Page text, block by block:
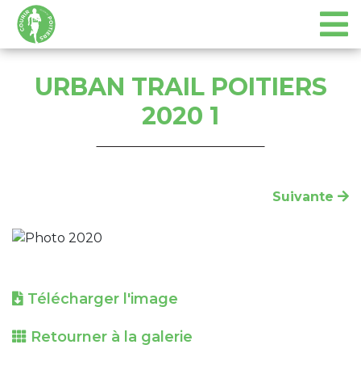
URBAN TRAIL POITIERS
2020 1
Suivante
Télécharger l'image
Retourner à la galerie